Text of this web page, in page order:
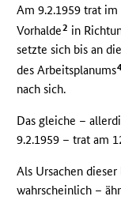
Am 9.2.1959 trat im
Vorhalde2 in
setzte sich bis an
des Arbeitsplanums4
nach sich.
Das gleiche –
9.2.1959 – trat am
Als Ursachen
wahrscheinlich –